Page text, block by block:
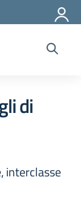
di
interclasse